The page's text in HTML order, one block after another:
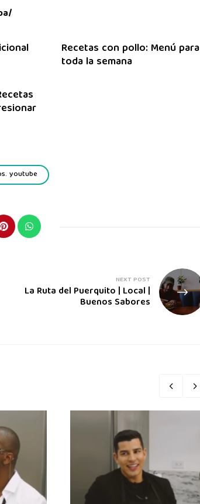
Recetas con pollo: Menú para
toda la semana
youtube
NEXT POST
La Ruta del Puerquito | Local |
Buenos Sabores